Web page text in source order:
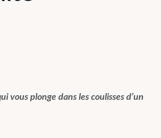
vous plonge dans les coulisses d’un
des